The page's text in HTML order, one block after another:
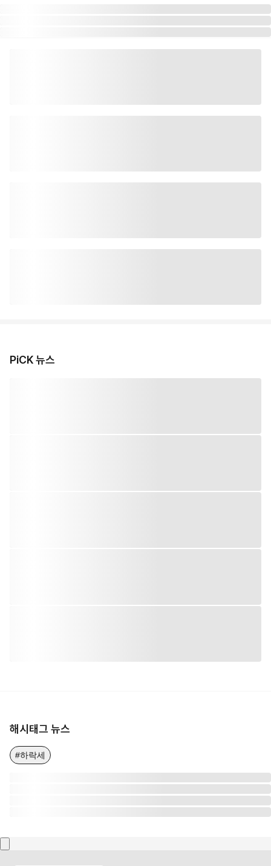
PiCK 뉴스
해시태그 뉴스
#하락세